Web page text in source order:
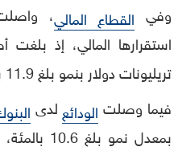
وفي القطاع المالي،
تريليونات دولار بنمو بلغ 11.9 بالمئة بين عامي 2024 و2025.
فيما وصلت الودائع لدى
بمعدل